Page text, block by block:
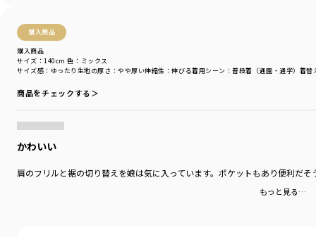
購入商品
購入商品
サイズ感 ：ゆったり 生地の厚さ ：やや厚い伸縮性 ：伸びる着用シーン ：普段着（通園・通学） 着替
サイズ：140cm 色：ミックス
商品をチェックする＞
かわいい
肩のフリルと裾の切り替えを娘は気に入っています。ポケットもあり便利だ
もっと見る…